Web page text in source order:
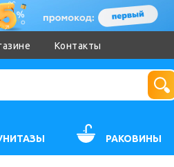
Контакты
РАКОВИНЫ